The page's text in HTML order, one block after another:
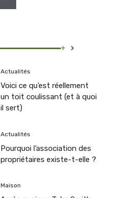
+
Actualités
Voici ce qu’est réellement
un toit coulissant (et à quoi
il sert)
Actualités
Pourquoi l’association des
propriétaires existe-t-elle ?
Maison